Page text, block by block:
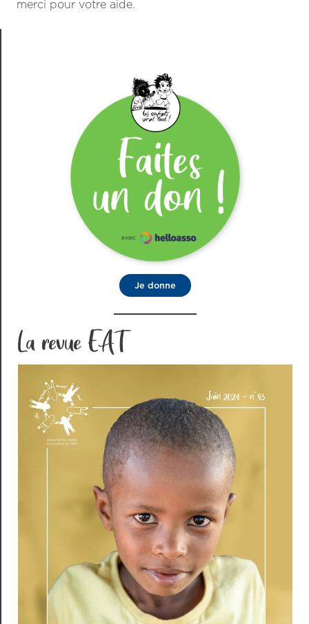
merci pour votre aide.
Je donne
La revue EAT